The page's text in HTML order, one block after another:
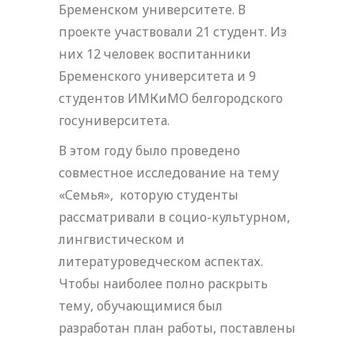
Бременском университете. В
проекте участвовали 21 студент. Из
них 12 человек воспитанники
Бременского университета и 9
студентов ИМКиМО белгородского
госуниверситета.
В этом году было проведено
совместное исследование на тему
«Семья», которую студенты
рассматривали в социо-культурном,
лингвистическом и
литературоведческом аспектах.
Чтобы наиболее полно раскрыть
тему, обучающимися был
разработан план работы, поставлены